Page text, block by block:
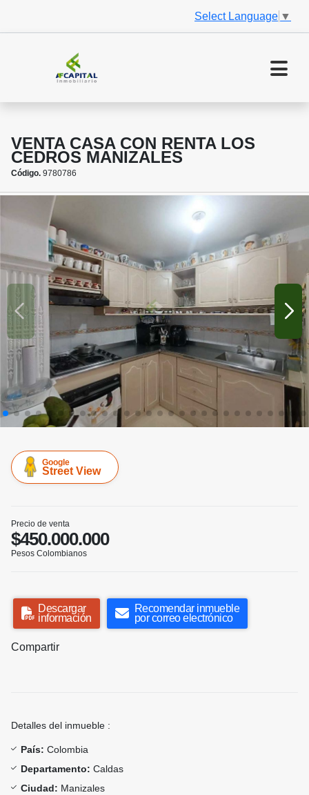
Select Language ▼
VENTA CASA CON RENTA LOS
CEDROS MANIZALES
Código. 9780786
Google
Street View
Precio de venta
$450.000.000
Pesos Colombianos
Descargar
información
Recomendar inmueble
por correo electrónico
Compartir
Detalles del inmueble :
País: Colombia
Departamento: Caldas
Ciudad: Manizales